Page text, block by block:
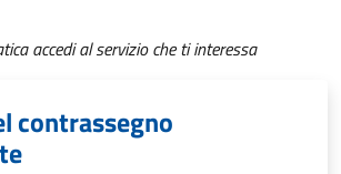
accedi al servizio che ti interessa
contrassegno